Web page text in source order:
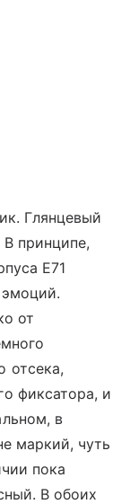
Глянцевый
принципе,
Е71
от
отсека,
фиксатора, и
в
маркий, чуть
пока
В обоих